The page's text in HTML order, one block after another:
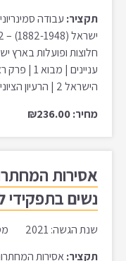
תקציר: עבודה
חלוצות ופועלות בארץ
עניינים
הישראל 2 | הרעיון הציוני ומשמעות העליות לארץ ישראל …
מחיר: ₪236.00
אסירות
נשים בתפקידי
שנת הגשה: 2021 מספר מילים: 10978
תקציר: אסירות